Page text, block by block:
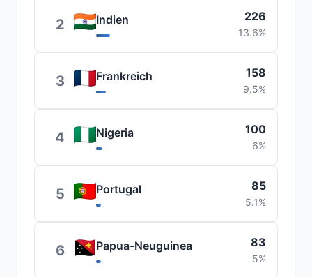
2 Indien 226
13.6%
3 Frankreich 158
9.5%
4 Nigeria 100
6%
5 Portugal 85
5.1%
6 Papua-Neuguinea 83
5%